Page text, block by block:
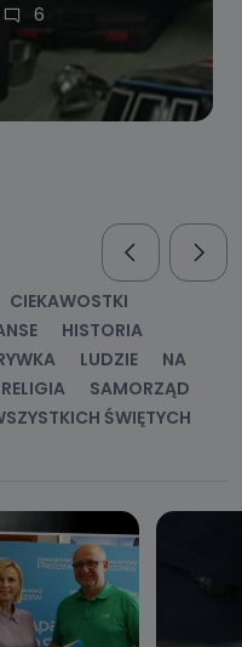
6
CIEKAWOSTKI
HISTORIA
LUDZIE
NA
RELIGIA
SAMORZĄD
ŚWIĘTYCH